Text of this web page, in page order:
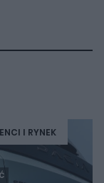
I RYNEK